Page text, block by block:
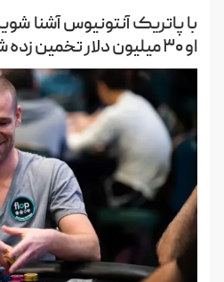
با پاتریک آنتونیوس آشنا
او ۳۰ میلیون دلار تخمین زده شده است: